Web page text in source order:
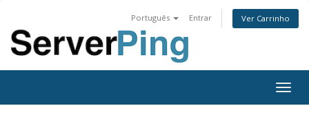
Português Entrar Ver Carrinho